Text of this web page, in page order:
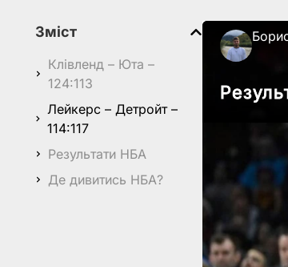
Зміст
Клівленд – Юта –
124:113
Лейкерс – Детройт –
114:117
Результати НБА
Де дивитись НБА?